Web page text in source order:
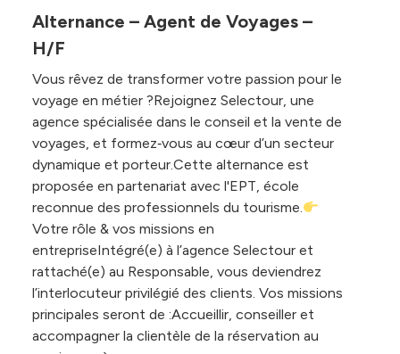
Alternance – Agent de Voyages –
H/F
Vous rêvez de transformer votre passion pour le
voyage en métier ?Rejoignez Selectour, une
agence spécialisée dans le conseil et la vente de
voyages, et formez‑vous au cœur d’un secteur
dynamique et porteur.Cette alternance est
proposée en partenariat avec l'EPT, école
reconnue des professionnels du tourisme.
Votre rôle & vos missions en
entrepriseIntégré(e) à l’agence Selectour et
rattaché(e) au Responsable, vous deviendrez
l’interlocuteur privilégié des clients. Vos missions
principales seront de :Accueillir, conseiller et
accompagner la clientèle de la réservation au